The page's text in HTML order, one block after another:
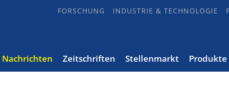
FORSCHUNG INDUSTRIE & TECHNOLOGIE
Nachrichten Zeitschriften Stellenmarkt Produkte